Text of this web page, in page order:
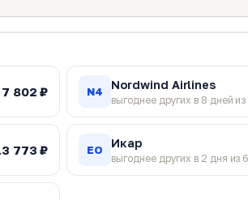
7 802 ₽ N4 Nordwind Airlines
выгоднее других в 8 дней
773 ₽ EO Икар
выгоднее других в 2 дня из